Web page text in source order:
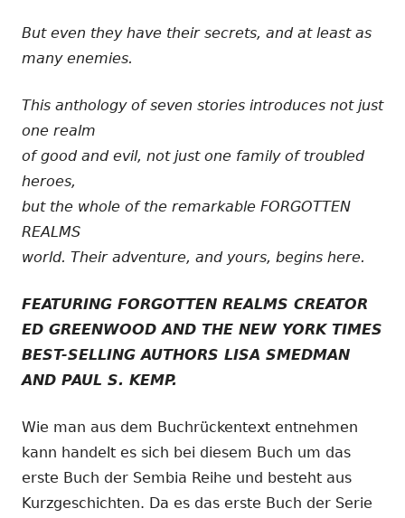
But even they have their secrets, and at least as
many enemies.
This anthology of seven stories introduces not just
one realm
of good and evil, not just one family of troubled
heroes,
but the whole of the remarkable FORGOTTEN
REALMS
world. Their adventure, and yours, begins here.
FEATURING FORGOTTEN REALMS CREATOR
ED GREENWOOD AND THE NEW YORK TIMES
BEST-SELLING AUTHORS LISA SMEDMAN
AND PAUL S. KEMP.
Wie man aus dem Buchrückentext entnehmen
kann handelt es sich bei diesem Buch um das
erste Buch der Sembia Reihe und besteht aus
Kurzgeschichten. Da es das erste Buch der Serie